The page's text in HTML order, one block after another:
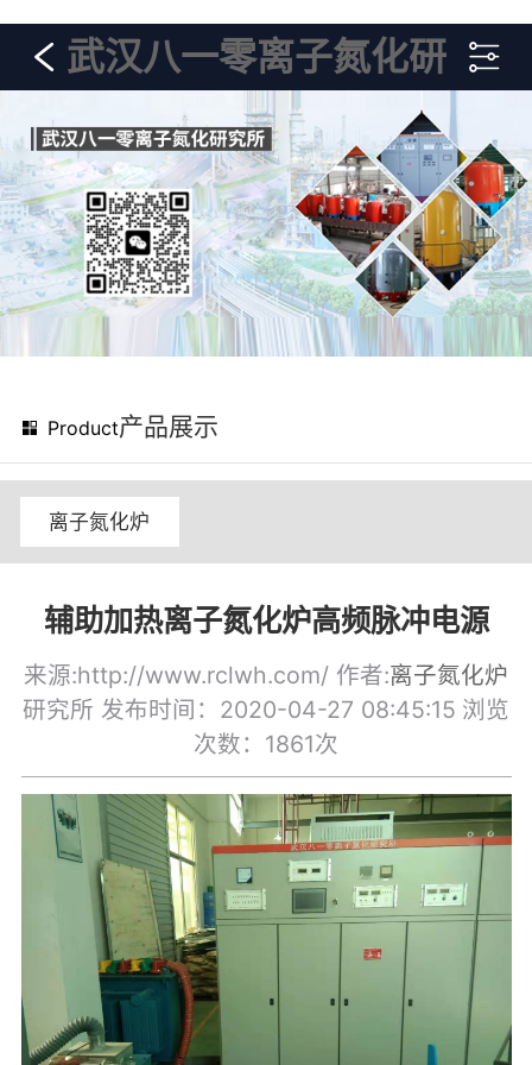
武汉八一零离子氮化研
究所
Product产品展示
离子氮化炉
辅助加热离子氮化炉高频脉冲电源
来源:http://www.rclwh.com/ 作者:离子氮化炉
研究所 发布时间：2020-04-27 08:45:15 浏览
次数：1861次